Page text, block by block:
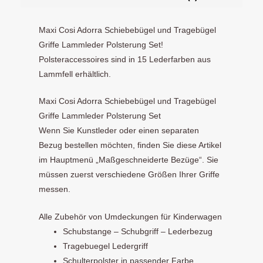
Maxi Cosi Adorra Schiebebügel und Tragebügel
Griffe Lammleder Polsterung Set!
Polsteraccessoires sind in 15 Lederfarben aus
Lammfell erhältlich.
Maxi Cosi Adorra Schiebebügel und Tragebügel
Griffe Lammleder Polsterung Set
Wenn Sie Kunstleder oder einen separaten
Bezug bestellen möchten, finden Sie diese Artikel
im Hauptmenü „Maßgeschneiderte Bezüge“. Sie
müssen zuerst verschiedene Größen Ihrer Griffe
messen.
Alle Zubehör von Umdeckungen für Kinderwagen
Schubstange – Schubgriff – Lederbezug
Tragebuegel Ledergriff
Schulterpolster in passender Farbe